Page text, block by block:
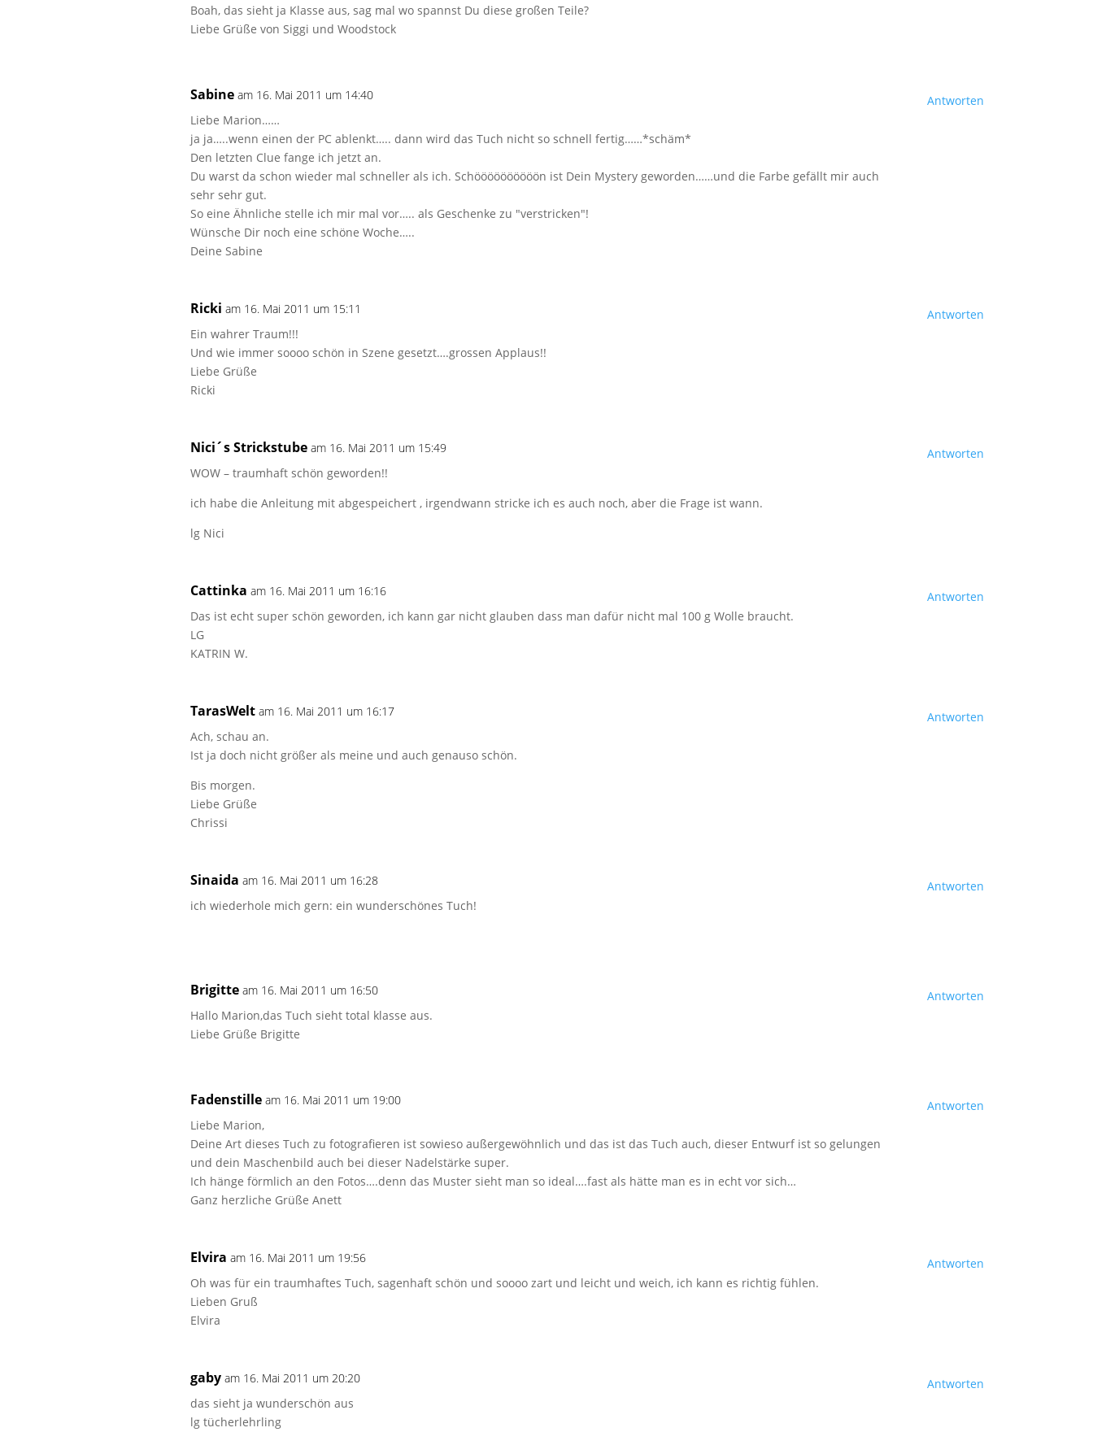
Boah, das sieht ja Klasse aus, sag mal wo spannst Du diese großen Teile?
Liebe Grüße von Siggi und Woodstock
Sabine am 16. Mai 2011 um 14:40
Liebe Marion……
ja ja…..wenn einen der PC ablenkt….. dann wird das Tuch nicht so schnell fertig……*schäm*
Den letzten Clue fange ich jetzt an.
Du warst da schon wieder mal schneller als ich. Schöööööööööön ist Dein Mystery geworden……und die Farbe gefällt mir auch
sehr sehr gut.
So eine Ähnliche stelle ich mir mal vor….. als Geschenke zu "verstricken"!
Wünsche Dir noch eine schöne Woche…..
Deine Sabine
Antworten
Ricki am 16. Mai 2011 um 15:11
Ein wahrer Traum!!!
Und wie immer soooo schön in Szene gesetzt….grossen Applaus!!
Liebe Grüße
Ricki
Antworten
Nici´s Strickstube am 16. Mai 2011 um 15:49
WOW – traumhaft schön geworden!!
ich habe die Anleitung mit abgespeichert , irgendwann stricke ich es auch noch, aber die Frage ist wann.
lg Nici
Antworten
Cattinka am 16. Mai 2011 um 16:16
Das ist echt super schön geworden, ich kann gar nicht glauben dass man dafür nicht mal 100 g Wolle braucht.
LG
KATRIN W.
Antworten
TarasWelt am 16. Mai 2011 um 16:17
Ach, schau an.
Ist ja doch nicht größer als meine und auch genauso schön.
Bis morgen.
Liebe Grüße
Chrissi
Antworten
Sinaida am 16. Mai 2011 um 16:28
ich wiederhole mich gern: ein wunderschönes Tuch!
Antworten
Brigitte am 16. Mai 2011 um 16:50
Hallo Marion,das Tuch sieht total klasse aus.
Liebe Grüße Brigitte
Antworten
Fadenstille am 16. Mai 2011 um 19:00
Liebe Marion,
Deine Art dieses Tuch zu fotografieren ist sowieso außergewöhnlich und das ist das Tuch auch, dieser Entwurf ist so gelungen
und dein Maschenbild auch bei dieser Nadelstärke super.
Ich hänge förmlich an den Fotos….denn das Muster sieht man so ideal….fast als hätte man es in echt vor sich…
Ganz herzliche Grüße Anett
Antworten
Elvira am 16. Mai 2011 um 19:56
Oh was für ein traumhaftes Tuch, sagenhaft schön und soooo zart und leicht und weich, ich kann es richtig fühlen.
Lieben Gruß
Elvira
Antworten
gaby am 16. Mai 2011 um 20:20
das sieht ja wunderschön aus
lg tücherlehrling
Antworten